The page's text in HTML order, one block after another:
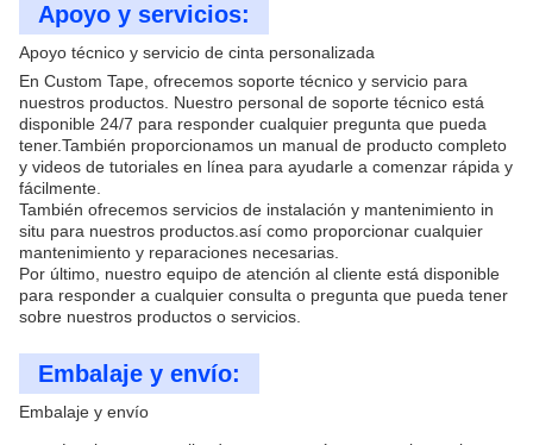
Apoyo y servicios:
Apoyo técnico y servicio de cinta personalizada
En Custom Tape, ofrecemos soporte técnico y servicio para
nuestros productos. Nuestro personal de soporte técnico está
disponible 24/7 para responder cualquier pregunta que pueda
tener.También proporcionamos un manual de producto completo
y videos de tutoriales en línea para ayudarle a comenzar rápida y
fácilmente.
También ofrecemos servicios de instalación y mantenimiento in
situ para nuestros productos.así como proporcionar cualquier
mantenimiento y reparaciones necesarias.
Por último, nuestro equipo de atención al cliente está disponible
para responder a cualquier consulta o pregunta que pueda tener
sobre nuestros productos o servicios.
Embalaje y envío:
Embalaje y envío